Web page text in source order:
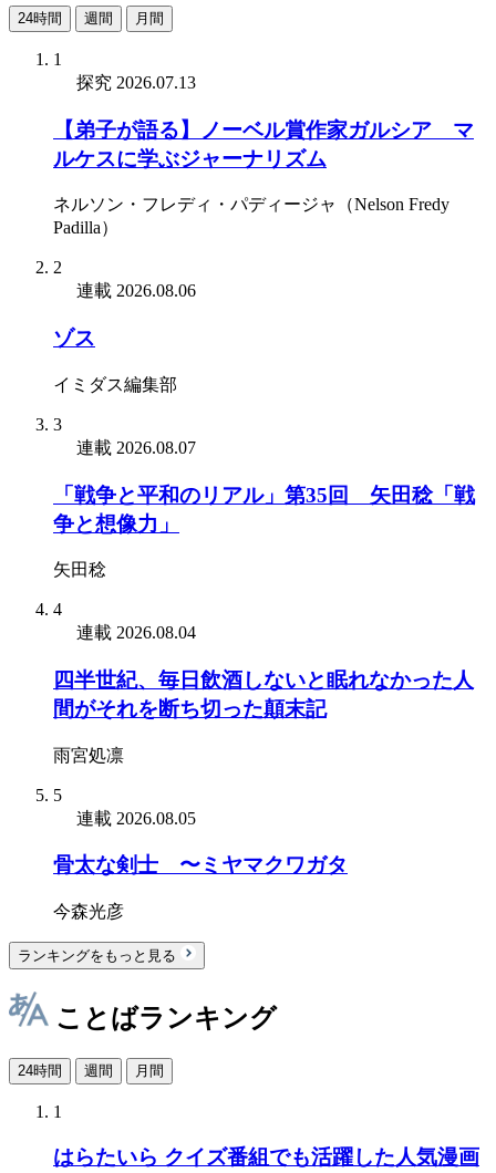
24時間 週間 月間
1
探究 2026.07.13
【弟子が語る】ノーベル賞作家ガルシア゠マ
ルケスに学ぶジャーナリズム
ネルソン・フレディ・パディージャ（Nelson Fredy
Padilla）
2
連載 2026.08.06
ゾス
イミダス編集部
3
連載 2026.08.07
「戦争と平和のリアル」第35回 矢田稔「戦
争と想像力」
矢田稔
4
連載 2026.08.04
四半世紀、毎日飲酒しないと眠れなかった人
間がそれを断ち切った顛末記
雨宮処凛
5
連載 2026.08.05
骨太な剣士 〜ミヤマクワガタ
今森光彦
ランキングをもっと見る
ことばランキング
24時間 週間 月間
1
はらたいら クイズ番組でも活躍した人気漫画